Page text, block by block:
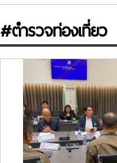
#ตำรวจท่องเที่ยว